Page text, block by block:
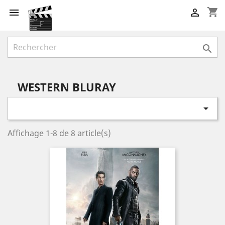
 shopping_cart


WESTERN BLURAY

Affichage 1-8 de 8 article(s)